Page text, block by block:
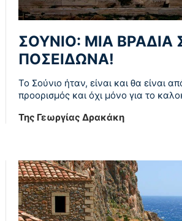
ΣΟΥΝΙΟ: ΜΙΑ ΒΡΑΔΙΆ
ΠΟΣΕΙΔΏΝΑ!
Το Σούνιο ήταν, είναι και θα είναι
προορισμός και όχι μόνο για το
Της Γεωργίας Δρακάκη